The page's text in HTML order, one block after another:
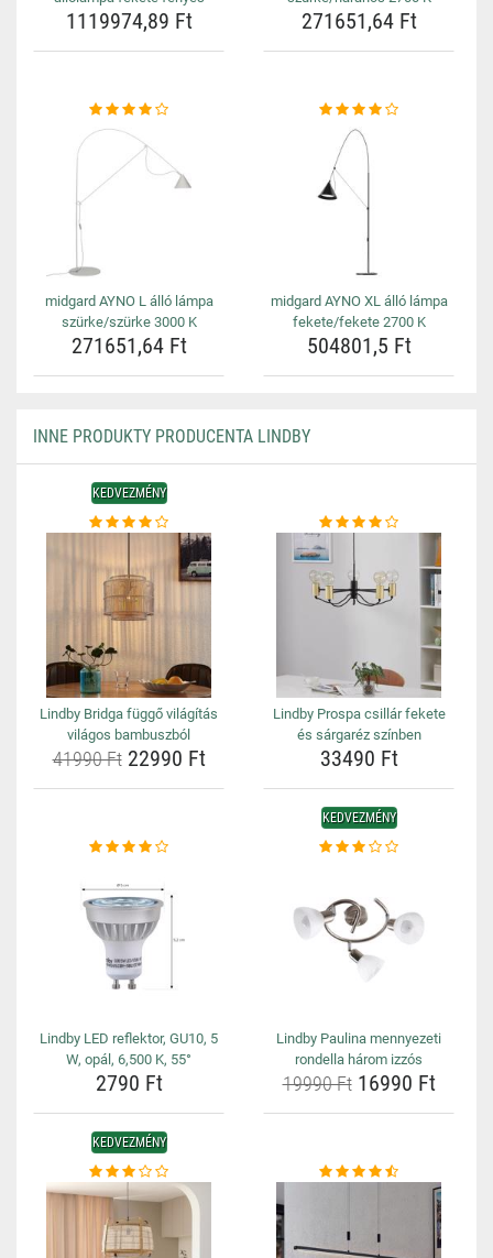
1119974,89 Ft 271651,64 Ft
midgard AYNO L álló lámpa
szürke/szürke 3000 K
271651,64 Ft
midgard AYNO XL álló lámpa
fekete/fekete 2700 K
504801,5 Ft
INNE PRODUKTY PRODUCENTA LINDBY
KEDVEZMÉNY
Lindby Bridga függő világítás
világos bambuszból
41990 Ft22990 Ft
Lindby Prospa csillár fekete
és sárgaréz színben
33490 Ft
Lindby LED reflektor, GU10, 5
W, opál, 6,500 K, 55°
2790 Ft
KEDVEZMÉNY
Lindby Paulina mennyezeti
rondella három izzós
19990 Ft16990 Ft
KEDVEZMÉNY